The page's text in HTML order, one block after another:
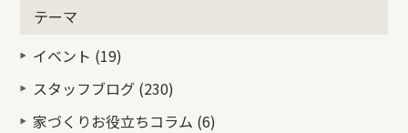
テーマ
イベント (19)
スタッフブログ (230)
家づくりお役立ちコラム (6)